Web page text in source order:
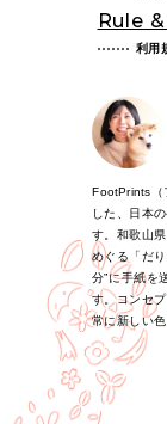
Rule
利用
FootPrints（
した、日本
す。和歌山
めぐる「だ
分”に手紙を
す。コンセ
常に新しい